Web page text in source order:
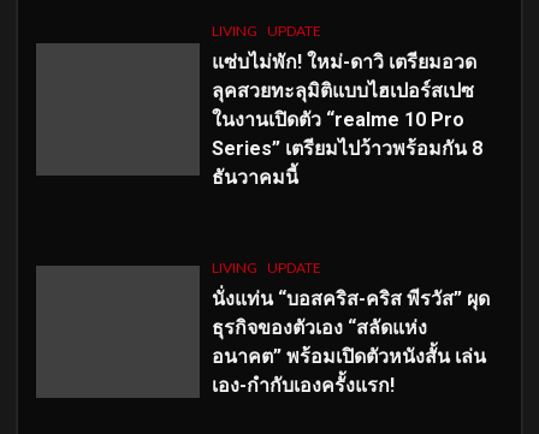
LIVING UPDATE
แซ่บไม่พัก! ใหม่-ดาวิ เตรียมอวด
ลุคสวยทะลุมิติแบบไฮเปอร์สเปซ
ในงานเปิดตัว “realme 10 Pro
Series” เตรียมไปว้าวพร้อมกัน 8
ธันวาคมนี้
LIVING UPDATE
นั่งแท่น “บอสคริส-คริส พีรวัส” ผุด
ธุรกิจของตัวเอง “สลัดแห่ง
อนาคต” พร้อมเปิดตัวหนังสั้น เล่น
เอง-กำกับเองครั้งแรก!